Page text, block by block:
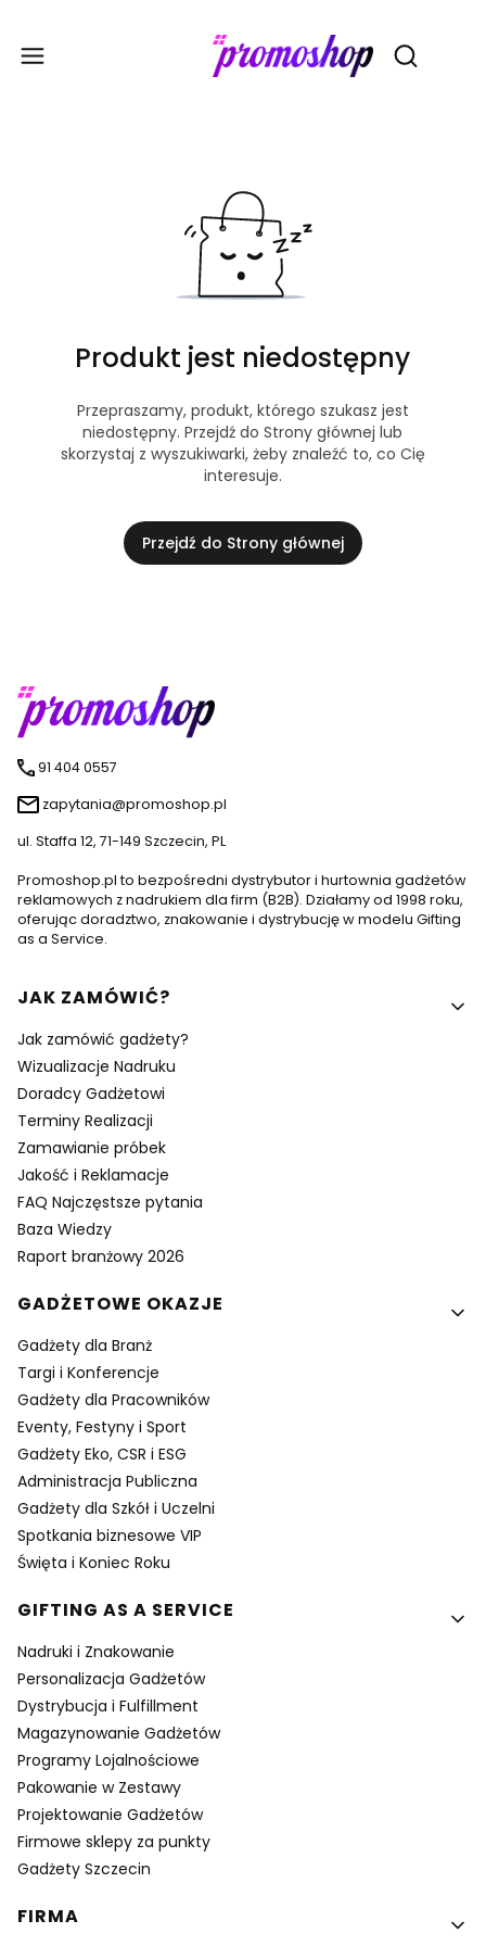
Otwórz
Produkt jest niedostępny
Przepraszamy, produkt, którego szukasz jest
niedostępny. Przejdź do Strony głównej lub
skorzystaj z wyszukiwarki, żeby znaleźć to, co Cię
interesuje.
Przejdź do Strony głównej
91 404 0557
zapytania@promoshop.pl
ul. Staffa 12, 71-149 Szczecin, PL
Promoshop.pl to bezpośredni dystrybutor i hurtownia gadżetów
reklamowych z nadrukiem dla firm (B2B). Działamy od 1998 roku,
oferując doradztwo, znakowanie i dystrybucję w modelu Gifting
as a Service.
Linki w stopce
JAK ZAMÓWIĆ?
Jak zamówić gadżety?
Wizualizacje Nadruku
Doradcy Gadżetowi
Terminy Realizacji
Zamawianie próbek
Jakość i Reklamacje
FAQ Najczęstsze pytania
Baza Wiedzy
Raport branżowy 2026
GADŻETOWE OKAZJE
Gadżety dla Branż
Targi i Konferencje
Gadżety dla Pracowników
Eventy, Festyny i Sport
Gadżety Eko, CSR i ESG
Administracja Publiczna
Gadżety dla Szkół i Uczelni
Spotkania biznesowe VIP
Święta i Koniec Roku
GIFTING AS A SERVICE
Nadruki i Znakowanie
Personalizacja Gadżetów
Dystrybucja i Fulfillment
Magazynowanie Gadżetów
Programy Lojalnościowe
Pakowanie w Zestawy
Projektowanie Gadżetów
Firmowe sklepy za punkty
Gadżety Szczecin
FIRMA